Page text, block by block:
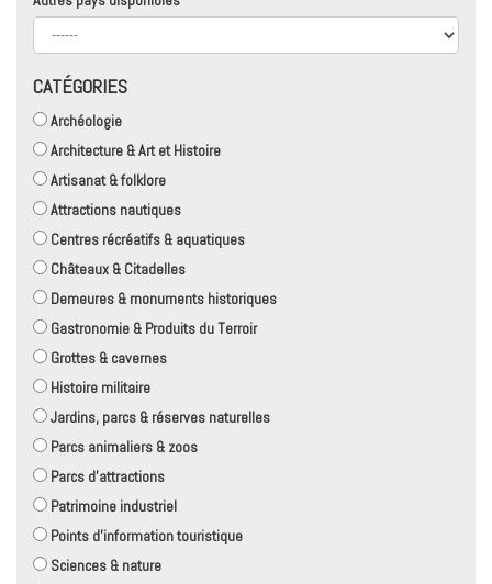
CATÉGORIES
Archéologie
Architecture & Art et Histoire
Artisanat & folklore
Attractions nautiques
Centres récréatifs & aquatiques
Châteaux & Citadelles
Demeures & monuments historiques
Gastronomie & Produits du Terroir
Grottes & cavernes
Histoire militaire
Jardins, parcs & réserves naturelles
Parcs animaliers & zoos
Parcs d'attractions
Patrimoine industriel
Points d'information touristique
Sciences & nature